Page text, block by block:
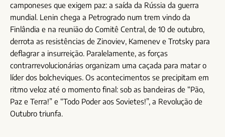
camponeses que exigem paz: a saída da Rússia da guerra
mundial. Lenin chega a Petrogrado num trem vindo da
Finlândia e na reunião do Comitê Central, de 10 de outubro,
derrota as resistências de Zinoviev, Kamenev e Trotsky para
deflagrar a insurreição. Paralelamente, as forças
contrarrevolucionárias organizam uma caçada para matar o
líder dos bolcheviques. Os acontecimentos se precipitam em
ritmo veloz até o momento final: sob as bandeiras de “Pão,
Paz e Terra!” e “Todo Poder aos Sovietes!”, a Revolução de
Outubro triunfa.